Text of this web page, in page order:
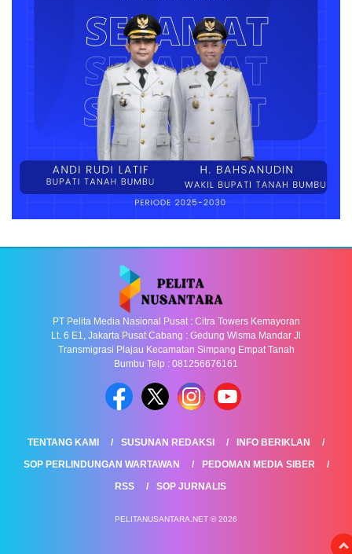
PT Pelita Media Nasional Pusat : Citra Towers Kemayoran
Lt. 6 E1, Jakarta Pusat Cabang : Gedung Wisma Mandar Jl
Transmigrasi Plajau Kecamatan Simpang Empat Tanah
Bumbu Telp : 081256676161
TENTANG KAMI SUSUNAN REDAKSI
INFO BERIKLAN
SOP PERLINDUNGAN WARTAWAN
PEDOMAN MEDIA SIBER
RSS
SOP JURNALIS
PELITANUSANTARA.NET © 2026